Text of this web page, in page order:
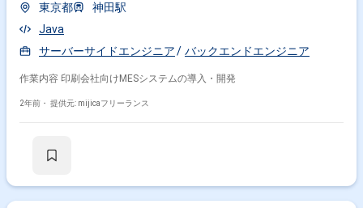
東京都
神田駅
Java
サーバーサイドエンジニア
バックエンドエンジニア
作業内容 印刷会社向けMESシステムの導入・開発
2年前・ 提供元: mijicaフリーランス